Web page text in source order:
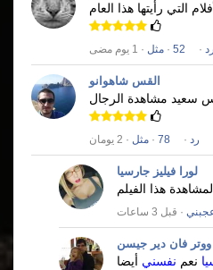
رد ·
52
· مثل · 1 يوم مضى
القس شاهوانو
رد ·
78
· مثل · 2 يومان
لورا فيليز جارسيا
· قبل 3 ساعات
ووتر فان دير جيسن
نعم نفسني أيضا